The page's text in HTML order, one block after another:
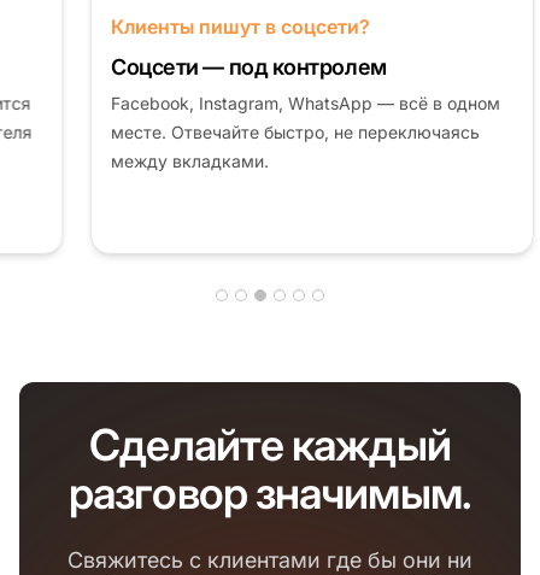
Клиенты пишут в соцсети?
Соцсети — под контролем
Facebook, Instagram, WhatsApp — всё в одном
месте. Отвечайте быстро, не переключаясь
между вкладками.
Сделайте каждый
разговор значимым.
Свяжитесь с клиентами где бы они ни